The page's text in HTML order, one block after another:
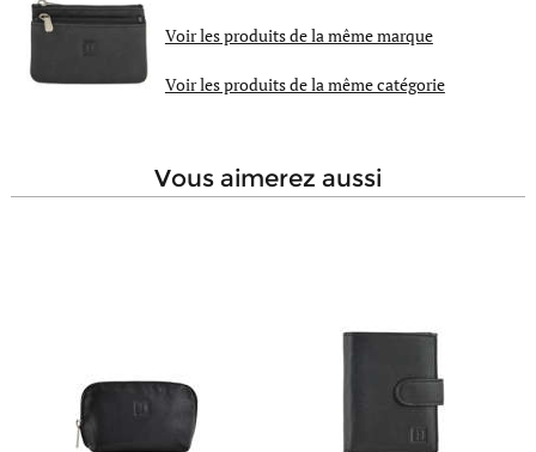
Voir les produits de la même marque
Voir les produits de la même catégorie
vous aimerez aussi